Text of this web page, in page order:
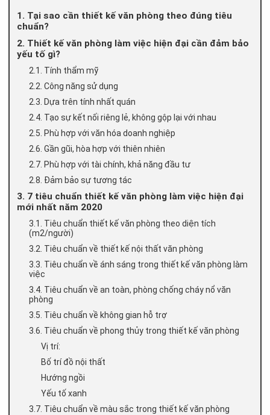
1. Tại sao cần thiết kế văn phòng theo đúng tiêu
chuẩn?
2. Thiết kế văn phòng làm việc hiện đại cần đảm bảo
yếu tố gì?
2.1. Tính thẩm mỹ
2.2. Công năng sử dụng
2.3. Dựa trên tính nhất quán
2.4. Tạo sự kết nối riêng lẻ, không gộp lại với nhau
2.5. Phù hợp với văn hóa doanh nghiệp
2.6. Gần gũi, hòa hợp với thiên nhiên
2.7. Phù hợp với tài chính, khả năng đầu tư
2.8. Đảm bảo sự tương tác
3. 7 tiêu chuẩn thiết kế văn phòng làm việc hiện đại
mới nhất năm 2020
3.1. Tiêu chuẩn thiết kế văn phòng theo diện tích
(m2/người)
3.2. Tiêu chuẩn về thiết kế nội thất văn phòng
3.3. Tiêu chuẩn về ánh sáng trong thiết kế văn phòng làm
việc
3.4. Tiêu chuẩn về an toàn, phòng chống cháy nổ văn
phòng
3.5. Tiêu chuẩn về không gian hỗ trợ
3.6. Tiêu chuẩn về phong thủy trong thiết kế văn phòng
Vị trí:
Bố trí đồ nội thất
Hướng ngồi
Yếu tố xanh
3.7. Tiêu chuẩn về màu sắc trong thiết kế văn phòng